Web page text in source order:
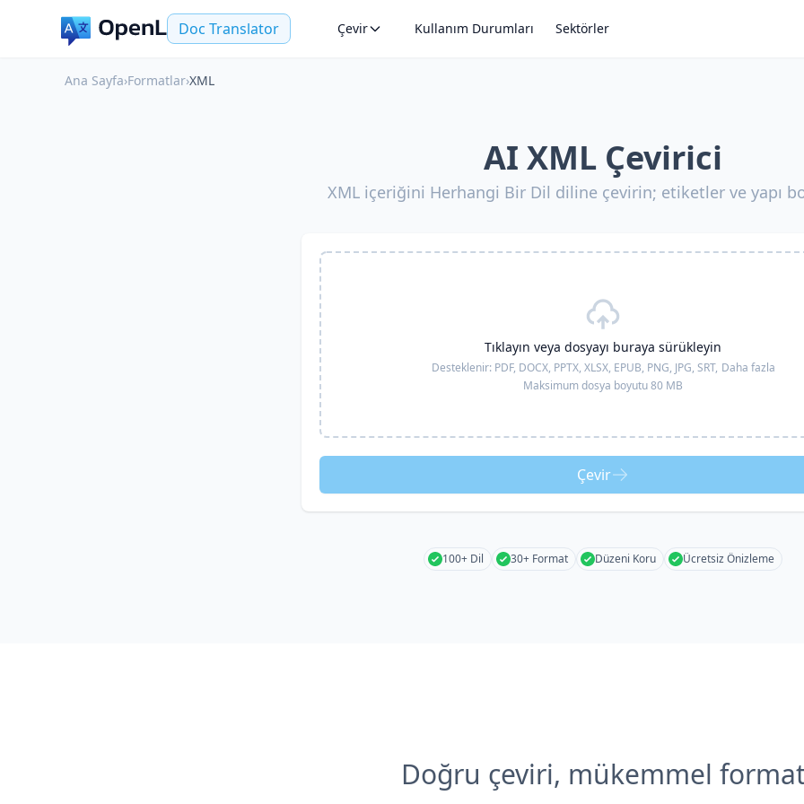
Doc Translator Çevir Kullanım Durumları Sektörler
Ana Sayfa›Formatlar›XML
AI XML Çevirici
XML içeriğini Herhangi Bir Dil diline çevirin; etiketler ve yapı
Tıklayın veya dosyayı buraya sürükleyin
Desteklenir: PDF, DOCX, PPTX, XLSX, EPUB, PNG, JPG, SRT, Daha fazla
Maksimum dosya boyutu 80 MB
Çevir
100+ Dil 30+ Format Düzeni Koru Ücretsiz Önizleme
Doğru çeviri, mükemmel